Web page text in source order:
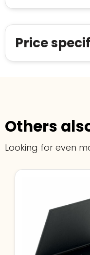
Price
Others
Looking for even